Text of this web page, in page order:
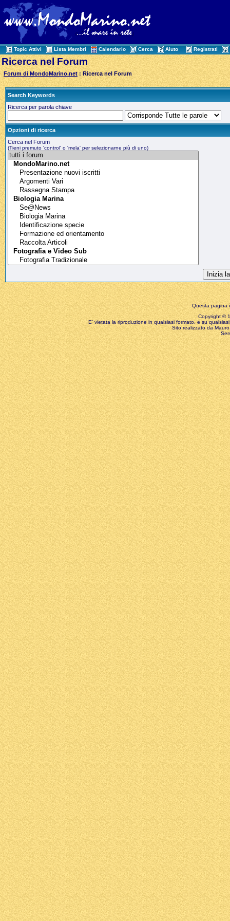
Topic Attivi Lista Membri Calendario Cerca Aiuto Registrati
Ricerca nel Forum
Forum di MondoMarino.net : Ricerca nel Forum
Search Keywords
Ricerca per parola chiave
Opzioni di ricerca
Cerca nel Forum
(Tieni premuto 'control' o 'mela' per selezionarne più di uno)
Questa pagina
Copyright ©
E' vietata la riproduzione in qualsiasi formato, e su
Sito realizzato da